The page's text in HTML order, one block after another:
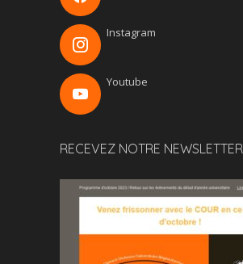
Instagram
Youtube
RECEVEZ NOTRE NEWSLETTER